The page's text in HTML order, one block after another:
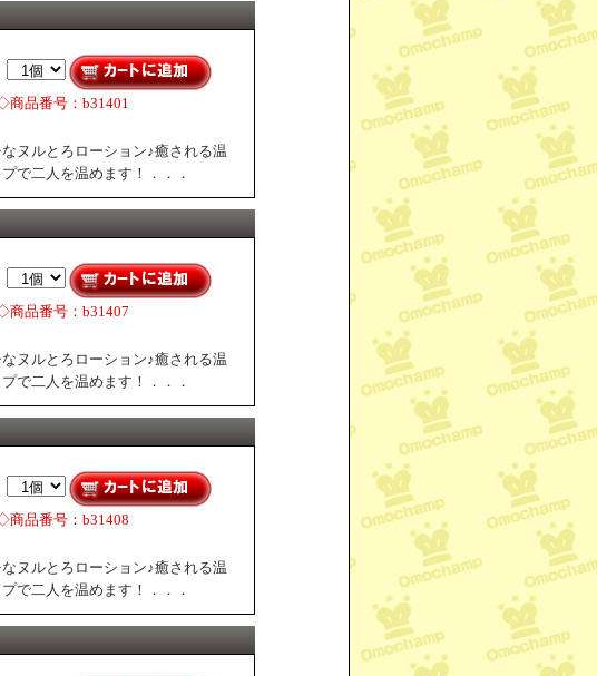
商品番号：b31401
ヌルとろローション♪癒される温
で二人を温めます！．．．
商品番号：b31407
ヌルとろローション♪癒される温
で二人を温めます！．．．
商品番号：b31408
ヌルとろローション♪癒される温
で二人を温めます！．．．